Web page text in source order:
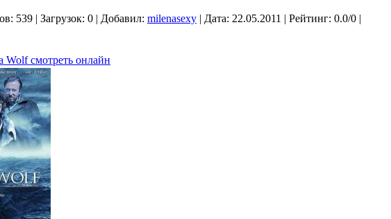
539 | Загрузок: 0 | Добавил: milenasexy | Дата: 22.05.2011 | Рейтинг: 0.0/0 |
Wolf смотреть онлайн